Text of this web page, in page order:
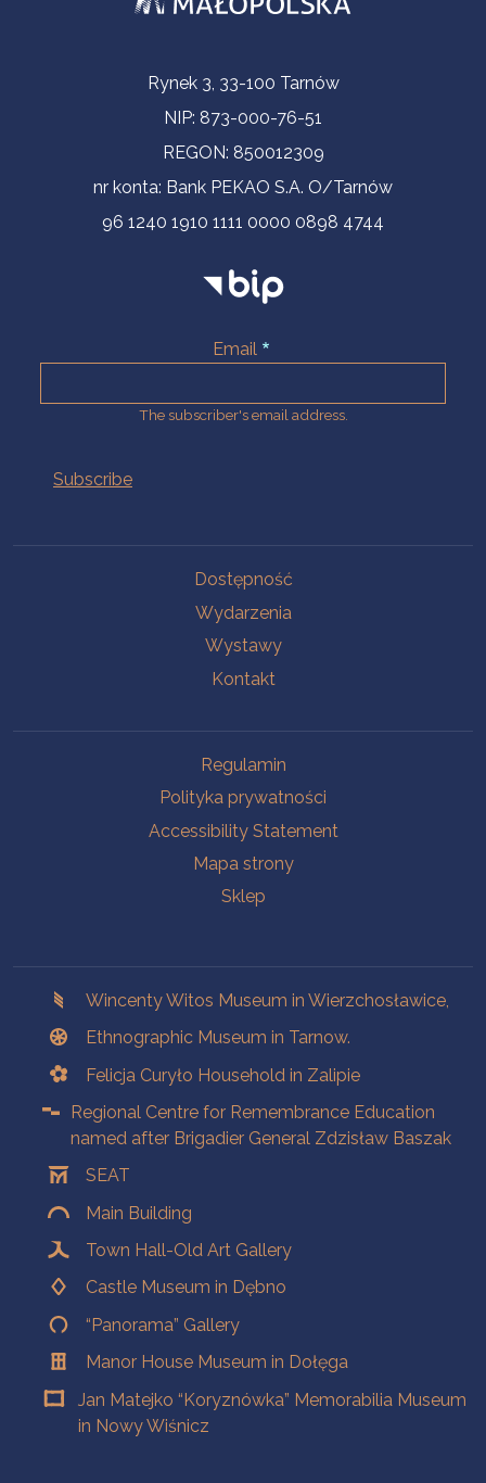
Contact InformationRynek 3, 33-100 Tarnów
NIP: 873-000-76-51
REGON: 850012309
nr konta: Bank PEKAO S.A. O/Tarnów
96 1240 1910 1111 0000 0898 4744
Email
The subscriber's email address.
Dostępność
Wydarzenia
Wystawy
Kontakt
Regulamin
Polityka prywatności
Accessibility Statement
Mapa strony
Sklep
Wincenty Witos Museum in Wierzchosławice,
Ethnographic Museum in Tarnow.
Felicja Curyło Household in Zalipie
Regional Centre for Remembrance Education
named after Brigadier General Zdzisław Baszak
SEAT
Main Building
Town Hall-Old Art Gallery
Castle Museum in Dębno
“Panorama” Gallery
Manor House Museum in Dołęga
Jan Matejko “Koryznówka” Memorabilia Museum
in Nowy Wiśnicz